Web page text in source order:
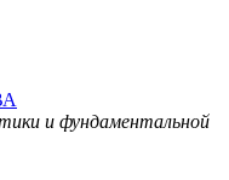
и фундаментальной